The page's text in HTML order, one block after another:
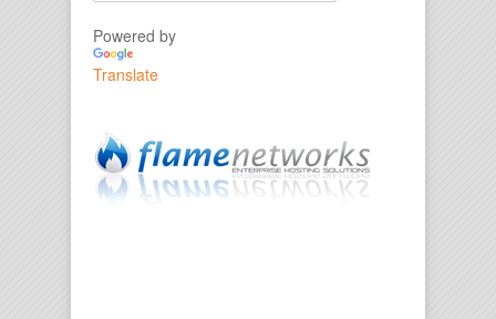
Powered by
Translate